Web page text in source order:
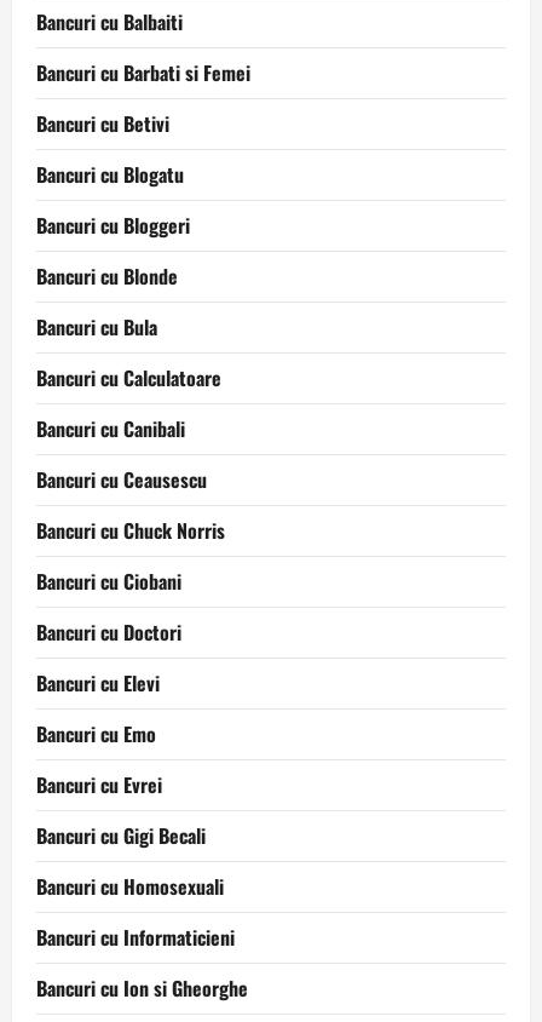
Bancuri cu Balbaiti
Bancuri cu Barbati si Femei
Bancuri cu Betivi
Bancuri cu Blogatu
Bancuri cu Bloggeri
Bancuri cu Blonde
Bancuri cu Bula
Bancuri cu Calculatoare
Bancuri cu Canibali
Bancuri cu Ceausescu
Bancuri cu Chuck Norris
Bancuri cu Ciobani
Bancuri cu Doctori
Bancuri cu Elevi
Bancuri cu Emo
Bancuri cu Evrei
Bancuri cu Gigi Becali
Bancuri cu Homosexuali
Bancuri cu Informaticieni
Bancuri cu Ion si Gheorghe